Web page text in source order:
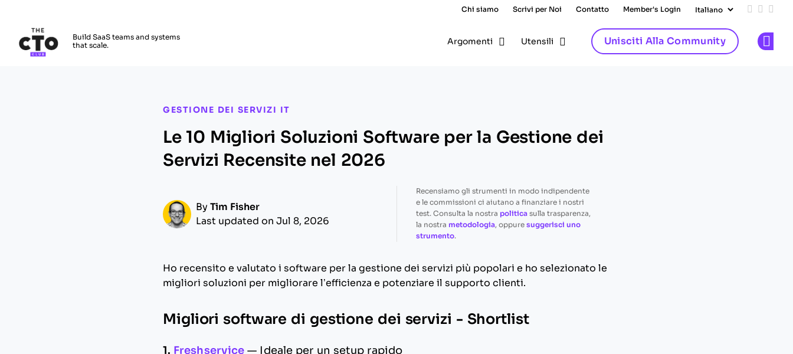
Chi siamo Scrivi per Noi Contatto Member's Login Add us
Follow
Build SaaS teams and systems
that scale.
Argomenti Utensili Unisciti Alla Community
GESTIONE DEI SERVIZI IT
Le 10 Migliori Soluzioni Software per la Gestione dei
Servizi Recensite nel 2026
By Tim Fisher
Last updated on Jul 8, 2026
Recensiamo gli strumenti in modo indipendente
e le commissioni ci aiutano a finanziare i nostri
test. Consulta la nostra politicasulla trasparenza,
la nostra metodologia, oppure suggerisci uno
strumento.
Ho recensito e valutato i software per la gestione dei servizi più popolari e ho selezionato le
migliori soluzioni per migliorare l’efficienza e potenziare il supporto clienti.
Migliori software di gestione dei servizi - Shortlist
1. Freshservice — Ideale per un setup rapido